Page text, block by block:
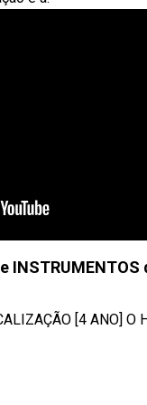
[4 ANO] O